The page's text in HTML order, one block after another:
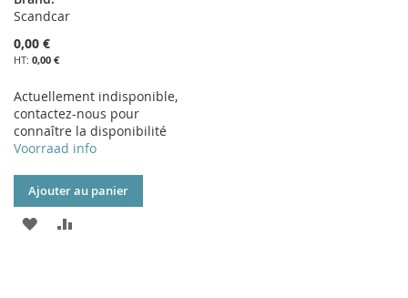
Scandcar
0,00 €
0,00 €
Actuellement indisponible,
contactez-nous pour
connaître la disponibilité
Voorraad info
Ajouter au panier
AJOUTER